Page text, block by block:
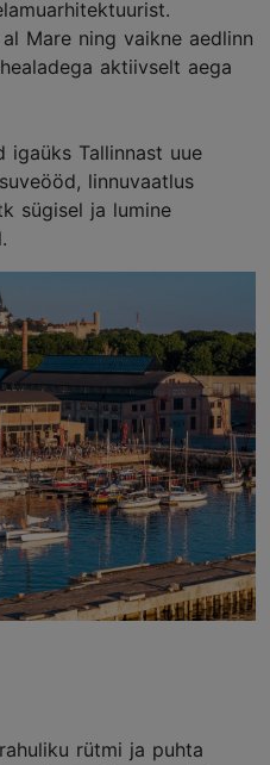
Mare ning vaikne aedlinn
aktiivselt aega
igaüks Tallinnast uue
linnuvaatlus
sügisel ja lumine
rütmi ja puhta